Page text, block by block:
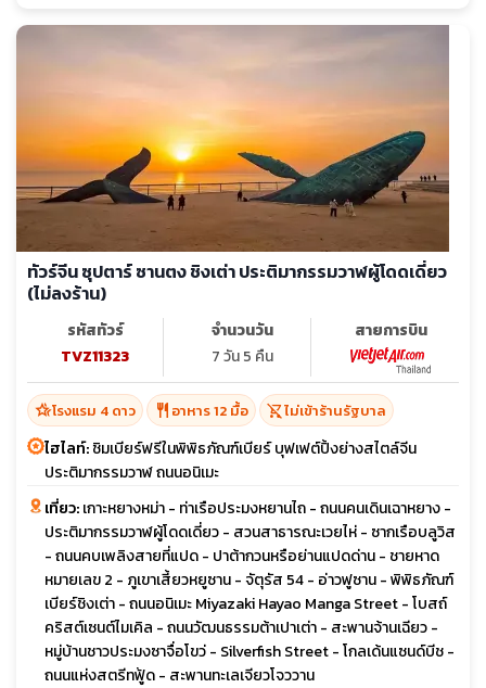
ทัวร์จีน ซุปตาร์ ซานตง ชิงเต่า ประติมากรรมวาฬผู้โดดเดี่ยว
(ไม่ลงร้าน)
รหัสทัวร์
TVZ11323
จำนวนวัน
7 วัน 5 คืน
สายการบิน
hotel_classโรงแรม 4 ดาว restaurant อาหาร 12 มื้อ shopping_cart_offไม่เข้าร้านรัฐบาล
ไฮไลท์:ชิมเบียร์ฟรีในพิพิธภัณฑ์เบียร์ บุฟเฟต์ปิ้งย่างสไตล์จีน
ประติมากรรมวาฬ ถนนอนิเมะ
เที่ยว:เกาะหยางหม่า - ท่าเรือประมงหยานไถ - ถนนคนเดินเฉาหยาง -
ประติมากรรมวาฬผู้โดดเดี่ยว - สวนสาธารณะเวยไห่ - ซากเรือบลูวิส
- ถนนคบเพลิงสายที่แปด - ปาต้ากวนหรือย่านแปดด่าน - ชายหาด
หมายเลข 2 - ภูเขาเสี้ยวหยูซาน - จัตุรัส 54 - อ่าวฟูซาน - พิพิธภัณฑ์
เบียร์ชิงเต่า - ถนนอนิเมะ Miyazaki Hayao Manga Street - โบสถ์
คริสต์เซนต์ไมเคิล - ถนนวัฒนธรรมต้าเปาเต่า - สะพานจ้านเฉียว -
หมู่บ้านชาวประมงซาจื่อโขว่ - Silverfish Street - โกลเด้นแซนด์บีช -
ถนนแห่งสตรีทฟู้ด - สะพานทะเลเจียวโจววาน